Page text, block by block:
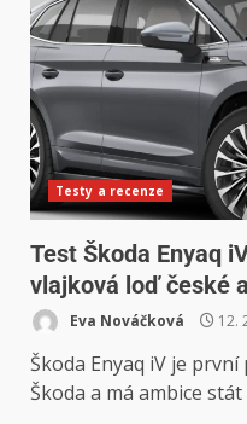
Testy a recenze
Test Škoda Enyaq
vlajková loď české
Eva Nováčková 12.
Škoda Enyaq iV je
Škoda a má ambice stát